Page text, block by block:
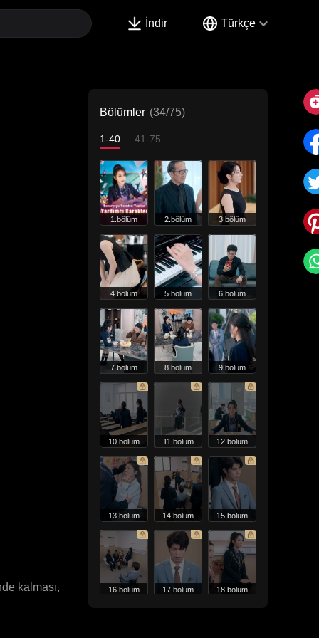
İndir Türkçe
kalması,
Bölümler (34/75)
1-40 41-75
1.bölüm 2.bölüm 3.bölüm
4.bölüm 5.bölüm 6.bölüm
7.bölüm 8.bölüm 9.bölüm
10.bölüm 11.bölüm 12.bölüm
13.bölüm 14.bölüm 15.bölüm
16.bölüm 17.bölüm 18.bölüm